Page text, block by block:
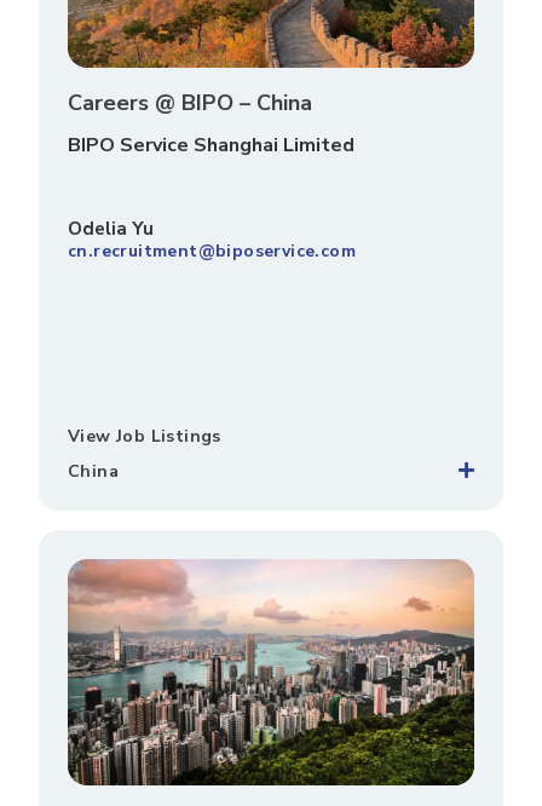
Careers @ BIPO – China
BIPO Service Shanghai Limited
Odelia Yu
cn.recruitment@biposervice.com
View Job Listings
China